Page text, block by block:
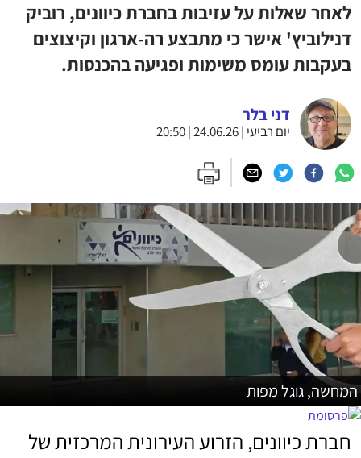
לאחר שאלות על עזיבות בחברת כיוונים, רוביק
דנילוביץ' אישר כי מתבצע רה-ארגון וקיצוצים
בעקבות עומס משימות ופגיעה בהכנסות.
דני בלר
יום רביעי | 24.06.26 | 20:50
המחשה, גוגל מפות
חברת כיוונים, הזרוע העירונית המרכזית של